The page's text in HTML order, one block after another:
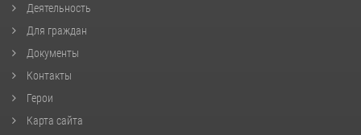
Деятельность
Для граждан
Документы
Контакты
Герои
Карта сайта